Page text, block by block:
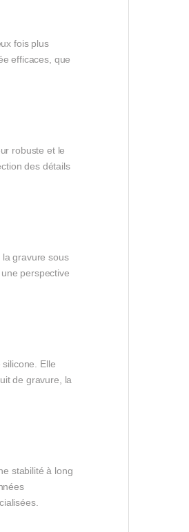
fois plus
efficaces, que
robuste et le
des détails
gravure sous
perspective
Elle
de gravure, la
stabilité à long